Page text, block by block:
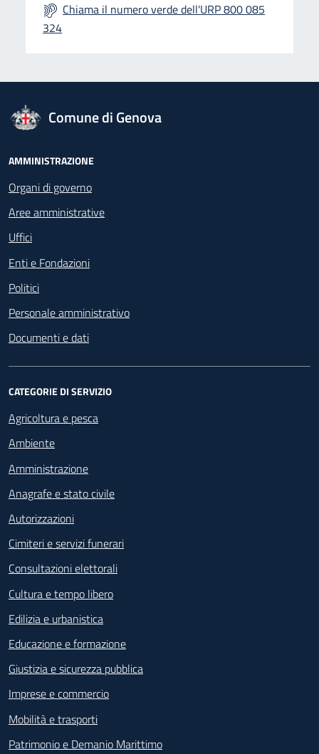
Chiama il numero verde dell'URP 800 085
324
logo Unione Europea
Comune di Genova
Footer - Navigazione
AMMINISTRAZIONE
Organi di governo
Aree amministrative
Uffici
Enti e Fondazioni
Politici
Personale amministrativo
Documenti e dati
CATEGORIE DI SERVIZIO
Agricoltura e pesca
Ambiente
Amministrazione
Anagrafe e stato civile
Autorizzazioni
Cimiteri e servizi funerari
Consultazioni elettorali
Cultura e tempo libero
Edilizia e urbanistica
Educazione e formazione
Giustizia e sicurezza pubblica
Imprese e commercio
Mobilità e trasporti
Patrimonio e Demanio Marittimo